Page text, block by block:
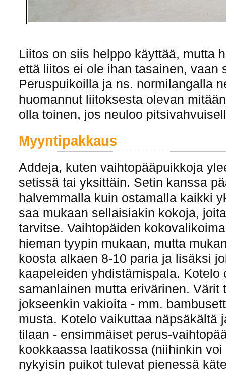
Liitos on siis helppo käyttää, mutta
että liitos ei ole ihan tasainen, vaan
Peruspuikoilla ja ns. normilangalla
huomannut liitoksesta olevan
olla toinen, jos neuloo
Myyntipakkaus
Addeja, kuten vaihtopääpuikkoja
setissä tai yksittäin. Setin kanssa
halvemmalla kuin ostamalla kaikki
saa mukaan sellaisiakin kokoja,
tarvitse. Vaihtopäiden
hieman tyypin mukaan, mutta
koosta alkaen 8-10 paria ja lisäksi
kaapeleiden yhdistämispala.
samanlainen mutta erivärinen. Värit
jokseenkin vakioita - mm.
musta. Kotelo vaikuttaa näpsäkältä
tilaan - ensimmäiset perus-
kookkaassa laatikossa (niihinkin
nykyisin puikot tulevat pienessä